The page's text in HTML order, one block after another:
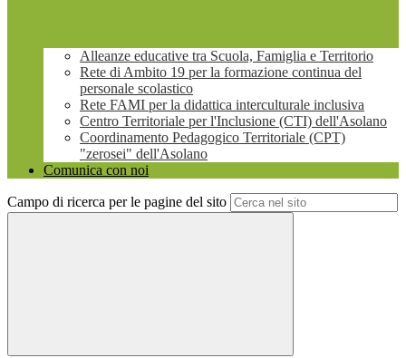
Alleanze educative tra Scuola, Famiglia e Territorio
Rete di Ambito 19 per la formazione continua del
personale scolastico
Rete FAMI per la didattica interculturale inclusiva
Centro Territoriale per l'Inclusione (CTI) dell'Asolano
Coordinamento Pedagogico Territoriale (CPT)
"zerosei" dell'Asolano
Comunica con noi
Campo di ricerca per le pagine del sito